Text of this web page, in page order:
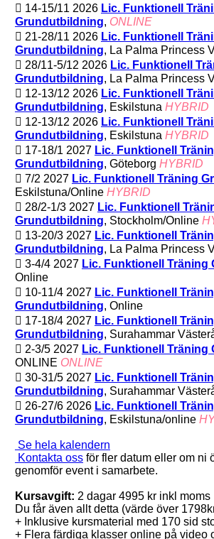
14-15/11 2026 Lic. Funktionell
Grundutbildning, ONLINE
21-28/11 2026 Lic. Funktionell
Grundutbildning, La Palma Princess
28/11-5/12 2026 Lic. Funktionell
Grundutbildning, La Palma Princess
12-13/12 2026 Lic. Funktionell
Grundutbildning, Eskilstuna HYBRID
12-13/12 2026 Lic. Funktionell
Grundutbildning, Eskilstuna HYBRID
17-18/1 2027 Lic. Funktionell
Grundutbildning, Göteborg HYBRID
7/2 2027 Lic. Funktionell Träning
Eskilstuna/Online HYBRID
28/2-1/3 2027 Lic. Funktionell
Grundutbildning, Stockholm/Online
13-20/3 2027 Lic. Funktionell
Grundutbildning, La Palma Princess
3-4/4 2027 Lic. Funktionell Träning
Online
10-11/4 2027 Lic. Funktionell
Grundutbildning, Online
17-18/4 2027 Lic. Funktionell
Grundutbildning, Surahammar
2-3/5 2027 Lic. Funktionell Träning
ONLINE ONLINE
30-31/5 2027 Lic. Funktionell
Grundutbildning, Surahammar
26-27/6 2026 Lic. Funktionell
Grundutbildning, Eskilstuna/online
Se hela kalendern
Kontakta ossför fler datum eller om ni
genomför event i samarbete.
Kursavgift: 2 dagar 4995 kr inkl moms
Du får även allt detta (värde över
+ Inklusive kursmaterial med 170 sid
+ Flera färdiga klasser online på video